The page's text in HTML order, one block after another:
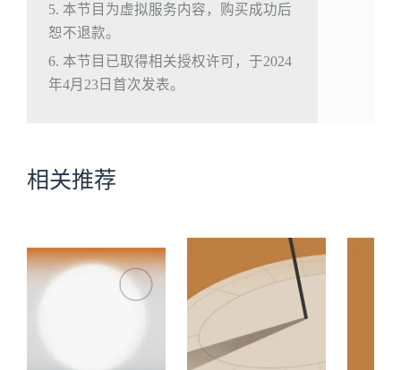
5. 本节目为虚拟服务内容，购买成功后
恕不退款。
6. 本节目已取得相关授权许可，于2024
年4月23日首次发表。
相关推荐